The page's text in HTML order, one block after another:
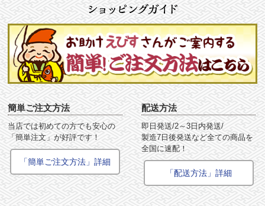
簡単ご注文方法
当店では初めての方でも安心の
「簡単注文」が好評です！
「簡単ご注文方法」詳細
配送方法
即日発送/2～3日内発送/
製造7日後発送など全ての商品を
全国に速配！
「配送方法」詳細